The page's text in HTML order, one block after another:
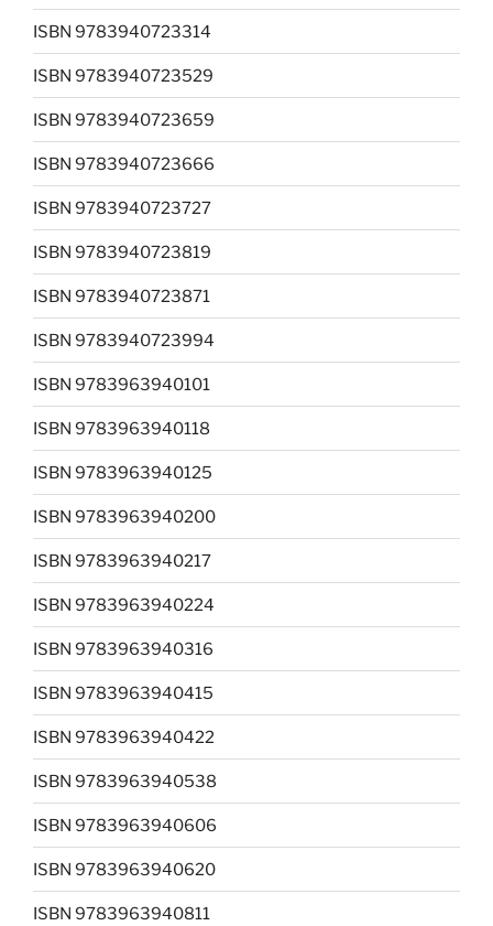
ISBN 9783940723314
ISBN 9783940723529
ISBN 9783940723659
ISBN 9783940723666
ISBN 9783940723727
ISBN 9783940723819
ISBN 9783940723871
ISBN 9783940723994
ISBN 9783963940101
ISBN 9783963940118
ISBN 9783963940125
ISBN 9783963940200
ISBN 9783963940217
ISBN 9783963940224
ISBN 9783963940316
ISBN 9783963940415
ISBN 9783963940422
ISBN 9783963940538
ISBN 9783963940606
ISBN 9783963940620
ISBN 9783963940811